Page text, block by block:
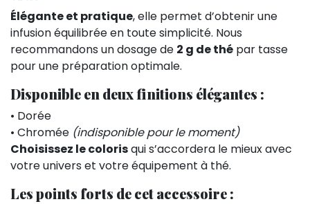
Élégante et pratique, elle permet d’obtenir une
infusion équilibrée en toute simplicité. Nous
recommandons un dosage de 2 g de thé par tasse
pour une préparation optimale.
Disponible en deux finitions élégantes :
• Dorée
• Chromée (indisponible pour le moment)
Choisissez le colorisqui s’accordera le mieux avec
votre univers et votre équipement à thé.
Les points forts de cet accessoire :